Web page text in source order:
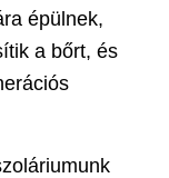
épülnek,
a bőrt, és